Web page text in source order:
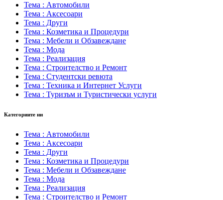
Тема : Автомобили
Тема : Аксесоари
Тема : Други
Тема : Козметика и Процедури
Тема : Мебели и Обзавеждане
Тема : Мода
Тема : Реализация
Тема : Строителство и Ремонт
Тема : Студентски ревюта
Тема : Техника и Интернет Услуги
Тема : Туризъм и Туристически услуги
Категориите ни
Тема : Автомобили
Тема : Аксесоари
Тема : Други
Тема : Козметика и Процедури
Тема : Мебели и Обзавеждане
Тема : Мода
Тема : Реализация
Тема : Строителство и Ремонт